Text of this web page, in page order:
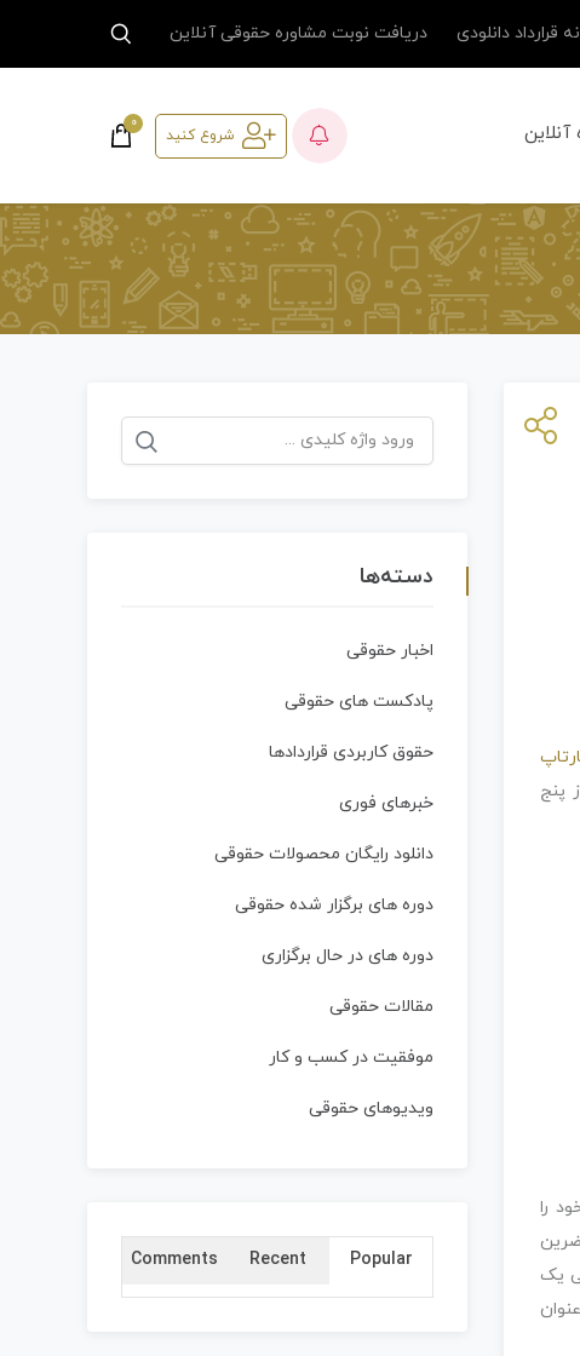
قرارداد دانلودی دریافت نوبت مشاوره حقوقی آنلاین
شروع کنید
0
پنج
را
یک
جستجو
برای:
دسته‌ها
اخبار حقوقی
پادکست های حقوقی
حقوق کاربردی قراردادها
خبرهای فوری
دانلود رایگان محصولات حقوقی
دوره های برگزار شده حقوقی
دوره های در حال برگزاری
مقالات حقوقی
موفقیت در کسب و کار
ویدیوهای حقوقی
Popular
Recent
Comments